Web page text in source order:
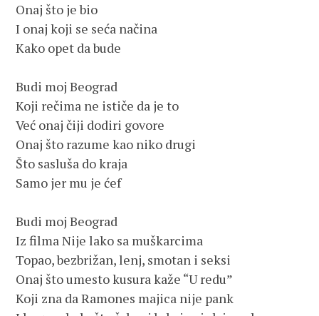
Onaj što je bio
I onaj koji se seća načina
Kako opet da bude
Budi moj Beograd
Koji rečima ne ističe da je to
Već onaj čiji dodiri govore
Onaj što razume kao niko drugi
Što sasluša do kraja
Samo jer mu je ćef
Budi moj Beograd
Iz filma Nije lako sa muškarcima
Topao, bezbrižan, lenj, smotan i seksi
Onaj što umesto kusura kaže “U redu”
Koji zna da Ramones majica nije pank